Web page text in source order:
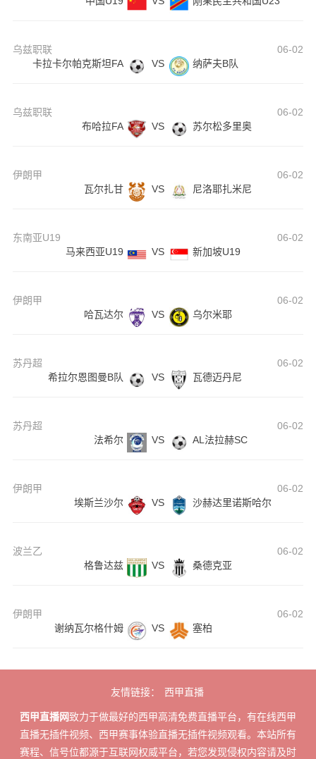
乌兹职联
06-02
卡拉卡尔帕克斯坦FA
VS 纳萨夫B队
乌兹职联
06-02
布哈拉FA
VS 苏尔松多里奥
伊朗甲
06-02
瓦尔扎甘
VS 尼洛耶扎米尼
东南亚U19
06-02
马来西亚U19
VS 新加坡U19
伊朗甲
06-02
哈瓦达尔
VS 乌尔米耶
苏丹超
06-02
希拉尔恩图曼B队
VS 瓦德迈丹尼
苏丹超
06-02
法希尔
VS AL法拉赫SC
伊朗甲
06-02
埃斯兰沙尔
VS 沙赫达里诺斯哈尔
波兰乙
06-02
格鲁达兹
VS 桑德克亚
伊朗甲
06-02
谢纳瓦尔格什姆
VS 塞柏
友情链接： 西甲直播
西甲直播网致力于做最好的西甲高清免费直播平台，有在线西甲
直播无插件视频、西甲赛事体验直播无插件视频观看。本站所有
赛程、信号位都源于互联网权威平台，若您发现侵权内容请及时